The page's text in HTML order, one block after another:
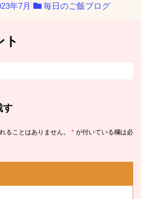
年7月 毎日のご飯ブログ
ト
す
ることはありません。 * が付いている欄は必